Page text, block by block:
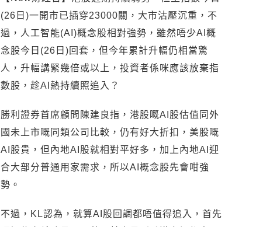
(26日)一開市已插穿23000關，大市沽壓沉重，不
過，人工智能(AI)概念股相對強勢，雖然唔少AI概
念股今日(26日)回套，但今年累計升幅仍相當驚
人，升幅講緊幾倍或以上，投資者係咪應該放棄指
數股，趁AI熱持續照追入？
勝利證券首席顧問陳建良指，港股嘅AI股估值同外
國未上市嘅同類公司比較，仍有好大折扣，美股嘅
AI股貴，但內地AI股就相對平好多，加上內地AI迎
合大部分普通用家需求，所以AI概念股先會咁強
勢。
不過，KL認為，就算AI股回調都唔值得追入，首先